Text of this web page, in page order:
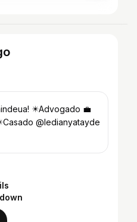
✴️Advogado 💼
@ledianyatayde